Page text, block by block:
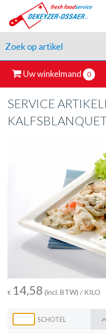
Uw winkelmand 0
SERVICE
€ 14,58 (incl. BTW) / KILO
SCHOTEL